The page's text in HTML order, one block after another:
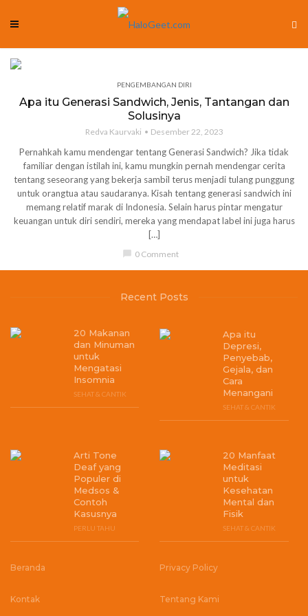
PENGEMBANGAN DIRI
Apa itu Generasi Sandwich, Jenis, Tantangan dan
Solusinya
Redva Kaurvaki Desember 22, 2023
Pernahkah kamu mendengar tentang Generasi Sandwich? Jika tidak
familiar dengan istilah ini, kamu mungkin pernah mendengar cerita
tentang seseorang yang bekerja sambil terus menjadi tulang punggung
untuk orangtua atau saudaranya. Kisah tentang generasi sandwich ini
memang relatif marak di Indonesia. Selain harus pintar mengatur
keuangan untuk diri sendiri, mereka yang mendapat label ini juga harus
[…]
chat_bubble 0 Comment
Recent Posts
20 Makanan
dan Minuman
untuk
Mengatasi
Insomnia
SEHAT & CANTIK
Apa itu
Depresi,
Penyebab,
Gejala, dan
Cara
Menangani
SEHAT & CANTIK
Arti Tone
Deaf yang
Populer di
Medsos &
Contoh
Kasusnya
PERLU TAHU
20 Manfaat
Meditasi
untuk
Kesehatan
Mental dan
Fisik
SEHAT & CANTIK
Beranda Privacy Policy
Kontak Tentang Kami